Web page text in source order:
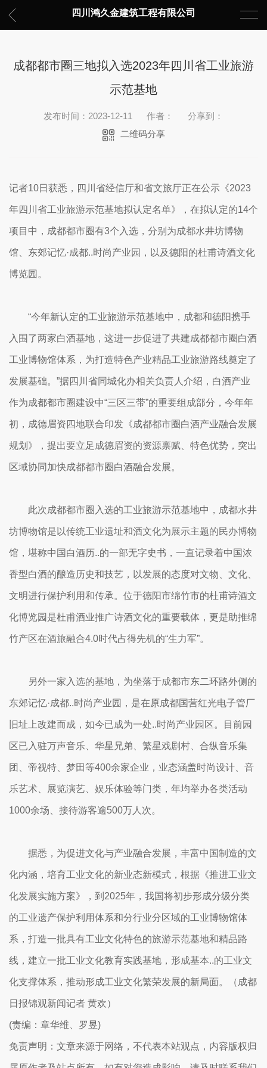
四川鸿久金建筑工程有限公司
成都都市圈三地拟入选2023年四川省工业旅游
示范基地
发布时间：2023-12-11 作者：
分享到：
二维码分享
记者10日获悉，四川省经信厅和省文旅厅正在公示《2023
年四川省工业旅游示范基地拟认定名单》，在拟认定的14个
项目中，成都都市圈有3个入选，分别为成都水井坊博物
馆、东郊记忆·成都..时尚产业园，以及德阳的杜甫诗酒文化
博览园。
“今年新认定的工业旅游示范基地中，成都和德阳携手
入围了两家白酒基地，这进一步促进了共建成都都市圈白酒
工业博物馆体系，为打造特色产业精品工业旅游路线奠定了
发展基础。”据四川省同城化办相关负责人介绍，白酒产业
作为成都都市圈建设中“三区三带”的重要组成部分，今年年
初，成德眉资四地联合印发《成都都市圈白酒产业融合发展
规划》，提出要立足成德眉资的资源禀赋、特色优势，突出
区域协同加快成都都市圈白酒融合发展。
此次成都都市圈入选的工业旅游示范基地中，成都水井
坊博物馆是以传统工业遗址和酒文化为展示主题的民办博物
馆，堪称中国白酒历..的一部无字史书，一直记录着中国浓
香型白酒的酿造历史和技艺，以发展的态度对文物、文化、
文明进行保护利用和传承。位于德阳市绵竹市的杜甫诗酒文
化博览园是杜甫酒业推广诗酒文化的重要载体，更是助推绵
竹产区在酒旅融合4.0时代占得先机的“生力军”。
另外一家入选的基地，为坐落于成都市东二环路外侧的
东郊记忆·成都..时尚产业园，是在原成都国营红光电子管厂
旧址上改建而成，如今已成为一处..时尚产业园区。目前园
区已入驻万声音乐、华星兄弟、繁星戏剧村、合纵音乐集
团、帝视特、梦田等400余家企业，业态涵盖时尚设计、音
乐艺术、展览演艺、娱乐体验等门类，年均举办各类活动
1000余场、接待游客逾500万人次。
据悉，为促进文化与产业融合发展，丰富中国制造的文
化内涵，培育工业文化的新业态新模式，根据《推进工业文
化发展实施方案》，到2025年，我国将初步形成分级分类
的工业遗产保护利用体系和分行业分区域的工业博物馆体
系，打造一批具有工业文化特色的旅游示范基地和精品路
线，建立一批工业文化教育实践基地，形成基本..的工业文
化支撑体系，推动形成工业文化繁荣发展的新局面。（成都
日报锦观新闻记者 黄欢）
(责编：章华维、罗昱)
免责声明：文章来源于网络，不代表本站观点，内容版权归